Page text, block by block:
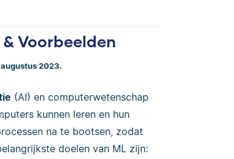
Voorbeelden
2023.
(AI) en computerwetenschap
kunnen leren en hun
na te bootsen, zodat
doelen van ML zijn: